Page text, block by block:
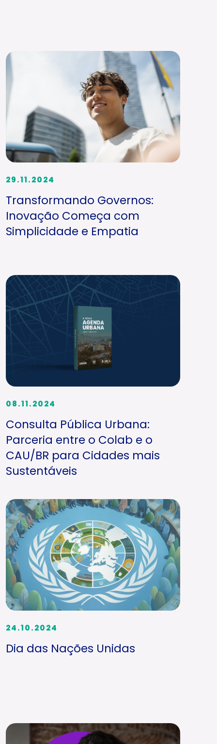
29.11.2024
Transformando Governos:
Inovação Começa com
Simplicidade e Empatia
08.11.2024
Consulta Pública Urbana:
Parceria entre o Colab e o
CAU/BR para Cidades mais
Sustentáveis
24.10.2024
Dia das Nações Unidas